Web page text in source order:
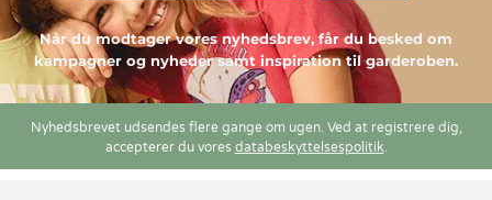
Når du modtager vores nyhedsbrev, får du besked om
kampagner og nyheder samt inspiration til garderoben.
Nyhedsbrevet udsendes flere gange om ugen. Ved at registrere dig,
accepterer du vores databeskyttelsespolitik.